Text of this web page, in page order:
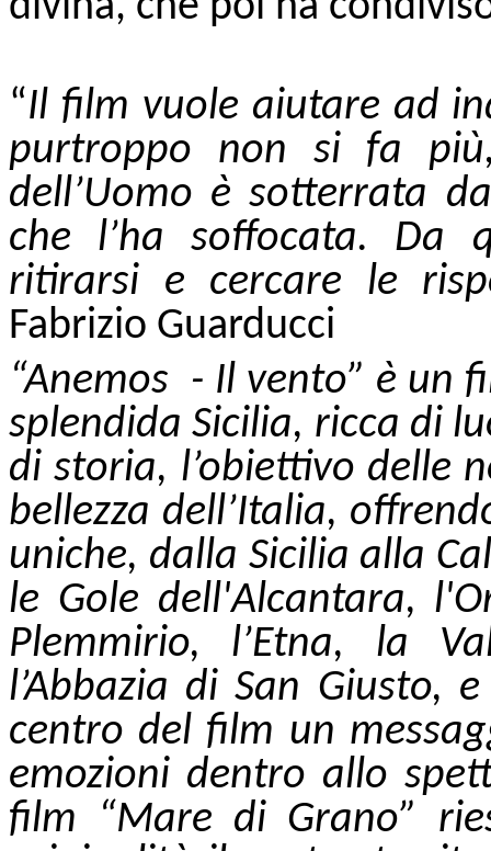
“Il film vuole aiutare ad
purtroppo non si fa
dell’Uomo è sotterrata
che l’ha soffocata. Da
ritirarsi e cercare le
Fabrizio Guarducci
“Anemos - Il vento” è un
splendida Sicilia, ricca di
di storia, l’obiettivo delle
bellezza dell’Italia,
uniche, dalla Sicilia alla
le Gole dell'Alcantara,
Plemmirio, l’Etna, la
l’Abbazia di San Giusto,
centro del film un
emozioni dentro allo
film “Mare di Grano”